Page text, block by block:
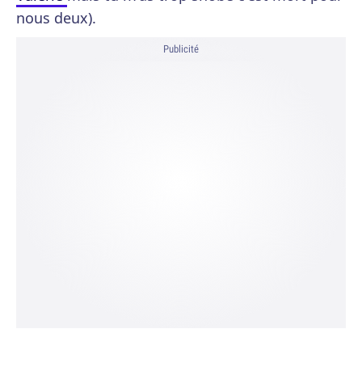
nous deux).
Publicité